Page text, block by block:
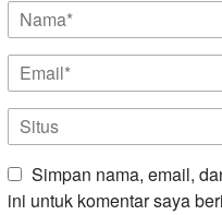
Simpan nama, email,
ini untuk komentar saya